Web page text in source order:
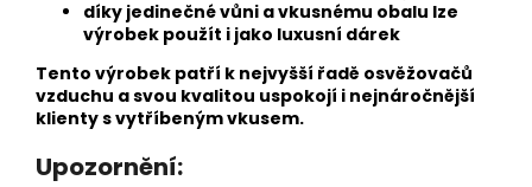
díky jedinečné vůni a vkusnému obalu lze
výrobek použít i jako luxusní dárek
Tento výrobek patří k nejvyšší řadě osvěžovačů
vzduchu a svou kvalitou uspokojí i nejnáročnější
klienty s vytříbeným vkusem.
Upozornění: